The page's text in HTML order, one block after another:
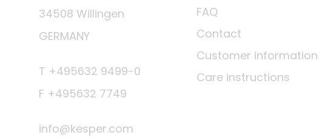
34508 Willingen
GERMANY
T +495632 9499-0
F +495632 7749
info@kesper.com
FAQ
Contact
Customer information
Care instructions